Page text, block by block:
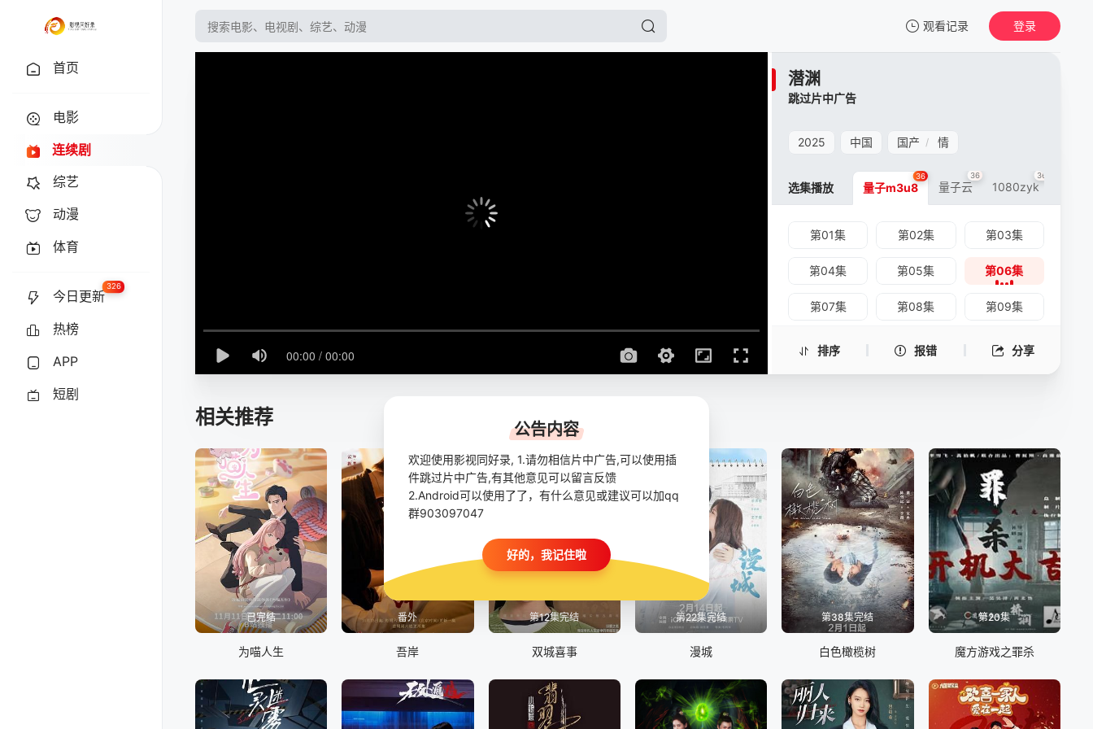
观看记录
我的观影记录
潜渊
登录
首页
电影
连续剧
综艺
动漫
体育
今日更新
326
热榜
APP
短剧
潜渊
跳过片中广告
2025 中国 国产 / 情
排序 报错 分享
选集播放 量子m3u8
36
量子云
36
1080zyk
36
第01集 第02集 第03集
第04集 第05集 第06集
第07集 第08集 第09集
第10集 第11集 第12集
第13集 第14集 第15集
第19集 第20集 第21集
第22集 第23集 第24集
第25集 第26集 第27集
第28集 第29集 第30集
第31集 第32集 第33集
第34集 第35集 第36集
相关推荐
已完结
为喵人生
番外
吾岸
第12集完结
双城喜事
第22集完结
漫城
第38集完结
白色橄榄树
第20集
魔方游戏之罪杀
公告内容
欢迎使用影视同好录, 1.请勿相信片中广告,可以使用插
件跳过片中广告,有其他意见可以留言反馈
2.Android可以使用了了，有什么意见或建议可以加qq
群903097047
好的，我记住啦